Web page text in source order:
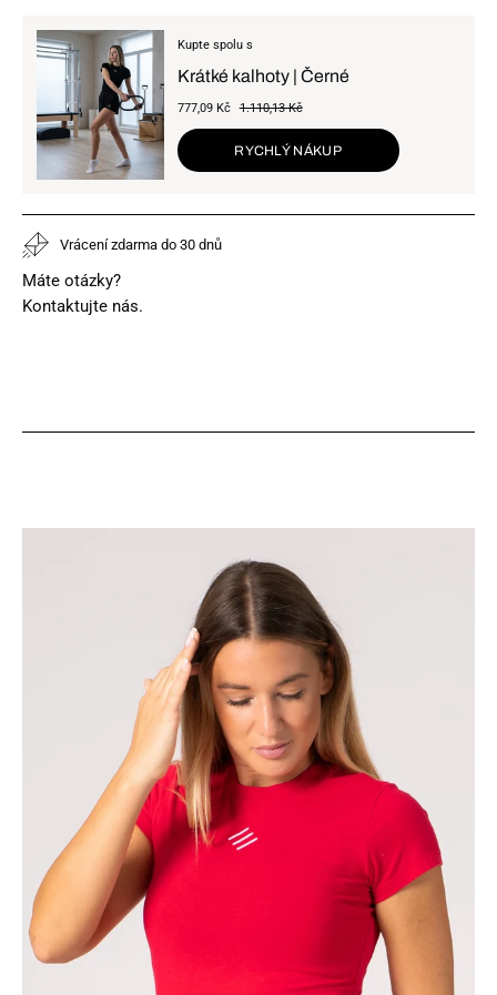
Kupte spolu s
Krátké kalhoty | Černé
777,09 Kč 1.110,13 Kč
RYCHLÝ NÁKUP
Vrácení zdarma do 30 dnů
Máte otázky?
Kontaktujte nás.